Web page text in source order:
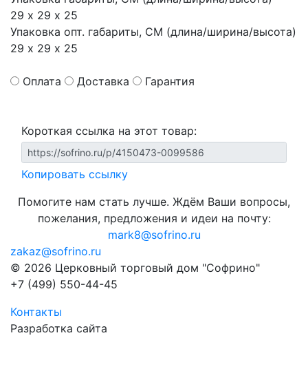
29 х 29 х 25
Упаковка опт. габариты, СМ (длина/ширина/высота)
29 х 29 х 25
Оплата Доставка Гарантия
Короткая ссылка на этот товар:
Копировать ссылку
Помогите нам стать лучше. Ждём Ваши вопросы,
пожелания, предложения и идеи на почту:
mark8@sofrino.ru
zakaz@sofrino.ru
© 2026 Церковный торговый дом "Софрино"
+7 (499) 550-44-45
Контакты
Разработка сайта